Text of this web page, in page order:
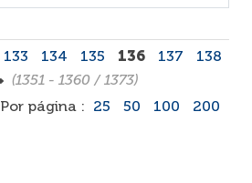
133 134 135 136 137
138
(1351 - 1360 / 1373)
Por página :
25 50 100 200